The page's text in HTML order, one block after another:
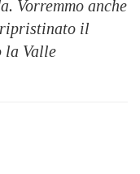
Vorremmo anche
ripristinato il
la Valle